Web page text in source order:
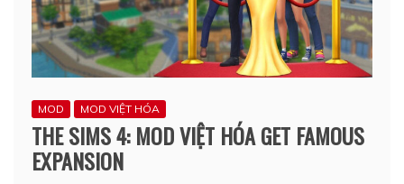
MOD MOD VIỆT HÓA
THE SIMS 4: MOD VIỆT HÓA GET FAMOUS
EXPANSION